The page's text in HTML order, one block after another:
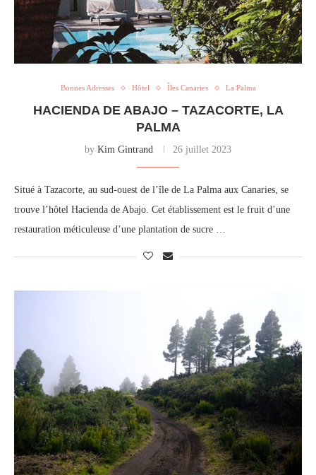
Bonnes Adresses Hôtel Îles Canaries La Palma
HACIENDA DE ABAJO – TAZACORTE, LA
PALMA
by Kim Gintrand 26 juillet 2023
Situé à Tazacorte, au sud-ouest de l’île de La Palma aux Canaries, se
trouve l’hôtel Hacienda de Abajo. Cet établissement est le fruit d’une
restauration méticuleuse d’une plantation de sucre …